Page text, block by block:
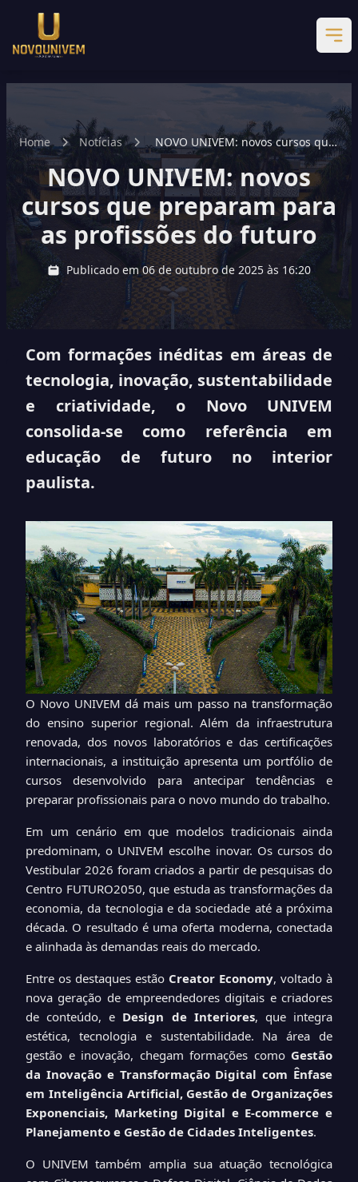
Home Notícias
NOVO UNIVEM: novos cursos que
preparam para as profissões do
futuro
NOVO UNIVEM: novos
cursos que preparam para
as profissões do futuro
Publicado em 06 de outubro de 2025 às 16:20
Com formações inéditas em áreas de
tecnologia, inovação, sustentabilidade
e criatividade, o Novo UNIVEM
consolida-se como referência em
educação de futuro no interior
paulista.
O Novo UNIVEM dá mais um passo na transformação
do ensino superior regional. Além da infraestrutura
renovada, dos novos laboratórios e das certificações
internacionais, a instituição apresenta um portfólio de
cursos desenvolvido para antecipar tendências e
preparar profissionais para o novo mundo do trabalho.
Em um cenário em que modelos tradicionais ainda
predominam, o UNIVEM escolhe inovar. Os cursos do
Vestibular 2026 foram criados a partir de pesquisas do
Centro FUTURO2050, que estuda as transformações da
economia, da tecnologia e da sociedade até a próxima
década. O resultado é uma oferta moderna, conectada
e alinhada às demandas reais do mercado.
Entre os destaques estão Creator Economy, voltado à
nova geração de empreendedores digitais e criadores
de conteúdo, e Design de Interiores, que integra
estética, tecnologia e sustentabilidade. Na área de
gestão e inovação, chegam formações como Gestão
da Inovação e Transformação Digital com Ênfase
em Inteligência Artificial, Gestão de Organizações
Exponenciais, Marketing Digital e E-commerce e
Planejamento e Gestão de Cidades Inteligentes.
O UNIVEM também amplia sua atuação tecnológica